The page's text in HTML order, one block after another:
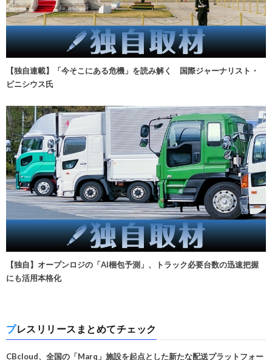
【独自連載】「今そこにある危機」を読み解く 国際ジャーナリスト・
ビニシウス氏
【独自】オープンロジの「AI梱包予測」、トラック必要台数の迅速把握
にも活用本格化
プレスリリースまとめてチェック
CBcloud、全国の「Marq」施設を起点とした新たな配送プラットフォー